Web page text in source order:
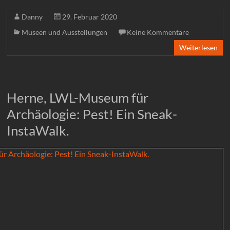
Danny
29. Februar 2020
Museen und Ausstellungen
Keine Kommentare
Weiterlesen
Herne, LWL-Museum für
Archäologie: Pest! Ein Sneak-
InstaWalk.